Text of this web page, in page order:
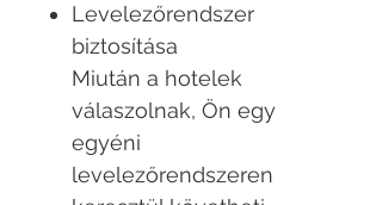
Levelezőrendszer
biztosítása
Miután a hotelek
válaszolnak, Ön egy
egyéni
levelezőrendszeren